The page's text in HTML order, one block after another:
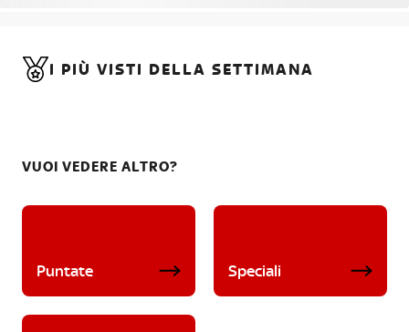
I PIÙ VISTI DELLA SETTIMANA
VUOI VEDERE ALTRO?
Puntate Speciali